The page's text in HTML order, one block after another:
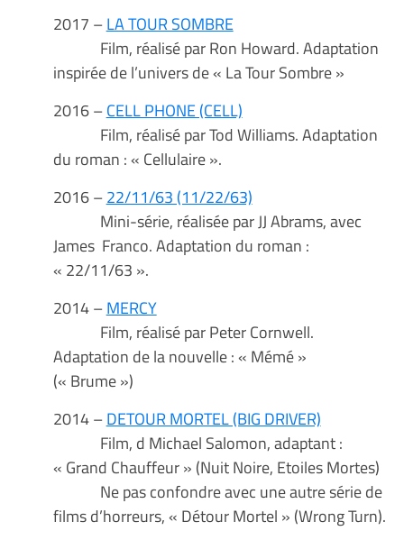
2017 –LA TOUR SOMBRE
Film, réalisé par Ron Howard. Adaptation
inspirée de l’univers de « La Tour Sombre »
2016 –CELL PHONE (CELL)
Film, réalisé par Tod Williams. Adaptation
du roman : « Cellulaire ».
2016 –22/11/63 (11/22/63)
Mini-série, réalisée par JJ Abrams, avec
James Franco. Adaptation du roman :
« 22/11/63 ».
2014 –MERCY
Film, réalisé par Peter Cornwell.
Adaptation de la nouvelle : « Mémé »
(« Brume »)
2014 –DETOUR MORTEL (BIG DRIVER)
Film, d Michael Salomon, adaptant :
« Grand Chauffeur » (Nuit Noire, Etoiles Mortes)
Ne pas confondre avec une autre série de
films d’horreurs, « Détour Mortel » (Wrong Turn).